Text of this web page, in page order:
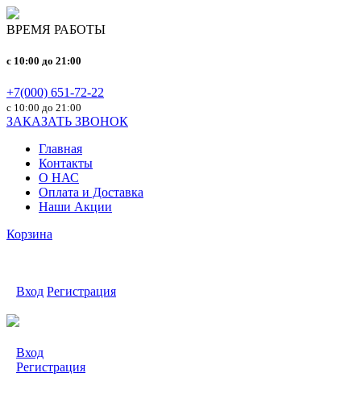
ВРЕМЯ РАБОТЫ
c 10:00 до 21:00
+7(000) 651-72-22
с 10:00 до 21:00
ЗАКАЗАТЬ ЗВОНОК
Главная
Контакты
О НАС
Оплата и Доставка
Наши Акции
Корзина
Вход Регистрация
Вход
Регистрация